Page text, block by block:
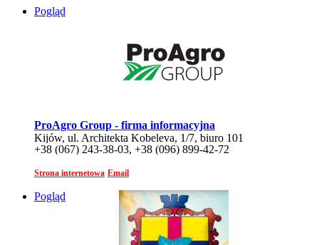
Pogląd
ProAgro Group - firma informacyjna
Kijów, ul. Architekta Kobeleva, 1/7, biuro 101
+38 (067) 243-38-03, +38 (096) 899-42-72
Strona internetowa Email
Pogląd